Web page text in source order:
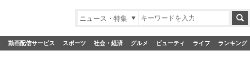
ニュース・特集
動画配信サービス スポーツ 社会・経済 グルメ ビューティ ライフ ランキング